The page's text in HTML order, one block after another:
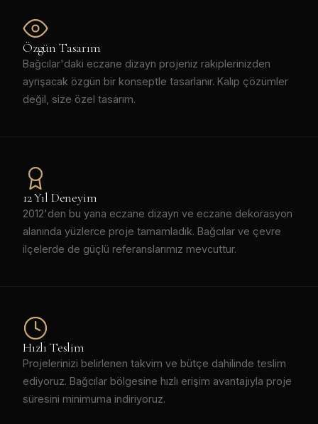
Özgün Tasarım
Bağcılar'daki eczane dizayn projeniz rakiplerinizden
ayrışacak özgün bir konseptle tasarlanır. Kalıp çözümler
değil, size özel tasarım.
12 Yıl Deneyim
2012'den bu yana eczane dizayn ve eczane dekorasyon
alanında yüzlerce proje tamamladık. Bağcılar ve çevre
ilçelerde de güçlü referanslarımız mevcuttur.
Hızlı Teslim
Projelerinizi belirlenen takvim ve bütçe dahilinde teslim
ediyoruz. Bağcılar bölgesine hızlı erişim avantajıyla proje
süresini minimuma indiriyoruz.